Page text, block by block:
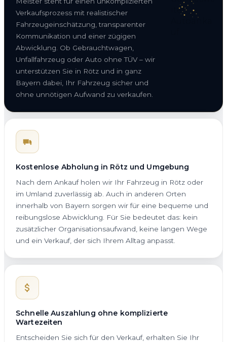
Verkaufsprozess mit realistischer
Fahrzeugeinschätzung, transparenter
Kommunikation und einer zügigen
Abwicklung. Ob Gebrauchtwagen,
Unfallfahrzeug oder Auto ohne TÜV – wir
unterstützen Sie in Rötz und in ganz
Bayern dabei, Ihr Fahrzeug sicher und
ohne unnötigen Aufwand zu verkaufen.
Kostenlose Abholung in Rötz und Umgebung
Nach dem Ankauf holen wir Ihr Fahrzeug in Rötz oder
im Umland zuverlässig ab. Auch in anderen Orten
innerhalb von Bayern sorgen wir für eine bequeme und
reibungslose Abwicklung. Für Sie bedeutet das: kein
zusätzlicher Organisationsaufwand, keine langen Wege
und ein Verkauf, der sich Ihrem Alltag anpasst.
Schnelle Auszahlung ohne komplizierte
Wartezeiten
Entscheiden Sie sich für den Verkauf, erhalten Sie Ihr